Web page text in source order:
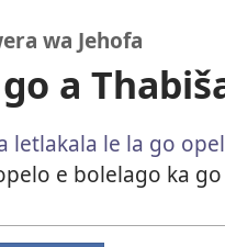
wa Jehofa
a
letlakala le la go
e bolelago ka